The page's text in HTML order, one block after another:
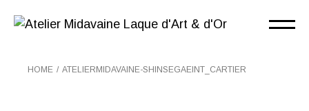
the
HOME ATELIERMIDAVAINE-SHINSEGAEINT_CARTIER